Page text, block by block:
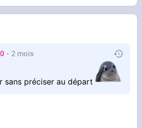
2 mois
sans préciser au départ